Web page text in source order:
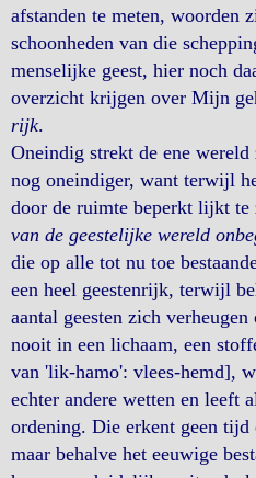
afstanden te meten, woorden
schoonheden van die
menselijke geest, hier noch
overzicht krijgen over Mijn
rijk.
Oneindig strekt de ene
nog oneindiger, want terwijl
door de ruimte beperkt lijkt
van de geestelijke wereld
die op alle tot nu toe
een heel geestenrijk, terwijl
aantal geesten zich
nooit in een lichaam, een
van 'lik-hamo': vlees-hemd],
echter andere wetten en leeft
ordening. Die erkent geen tijd
maar behalve het eeuwige